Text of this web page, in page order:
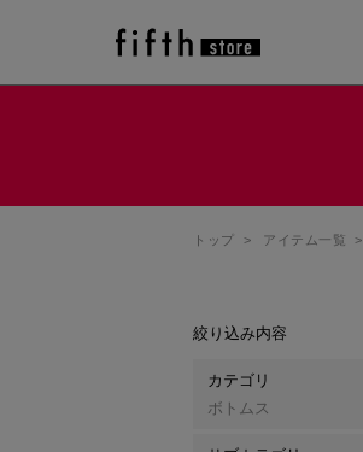
トップ > アイテム一覧 >
絞り込み内容
カテゴリ
ボトムス